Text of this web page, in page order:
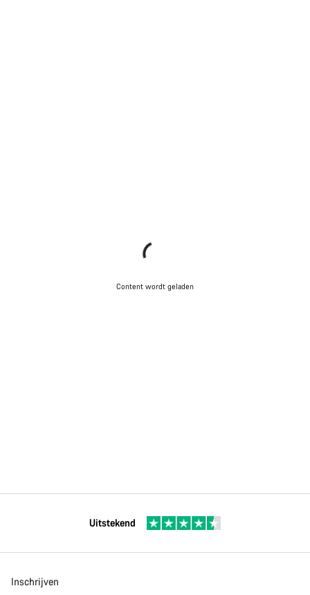
Content wordt geladen
Uitstekend
Inschrijven